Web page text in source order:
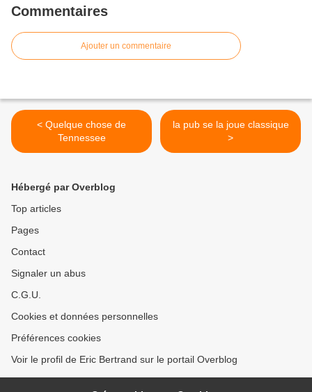
Commentaires
Ajouter un commentaire
< Quelque chose de
Tennessee
la pub se la joue classique
>
Hébergé par Overblog
Top articles
Pages
Contact
Signaler un abus
C.G.U.
Cookies et données personnelles
Préférences cookies
Voir le profil de Eric Bertrand sur le portail Overblog